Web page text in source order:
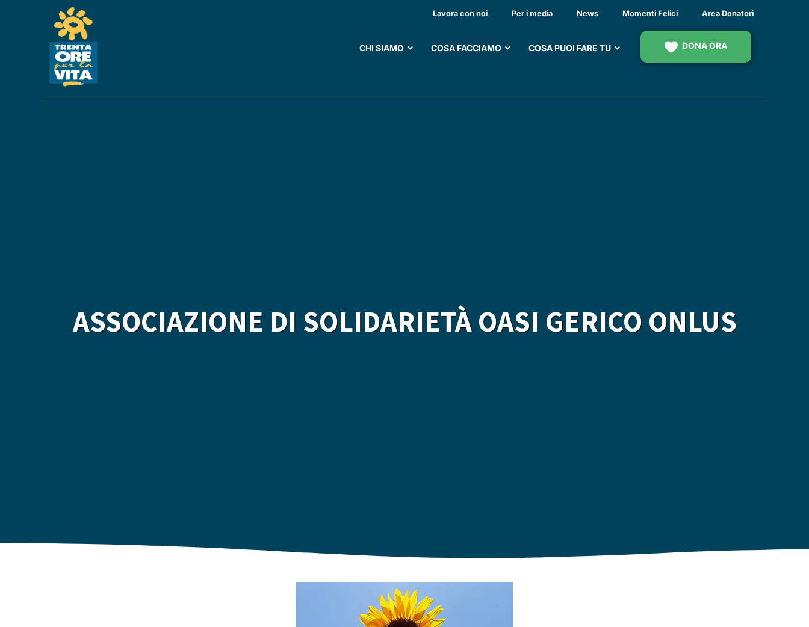
Lavora con noi Per i media News Momenti Felici Area Donatori
CHI SIAMO COSA FACCIAMO COSA PUOI FARE TU DONA ORA
ASSOCIAZIONE DI SOLIDARIETÀ OASI GERICO ONLUS